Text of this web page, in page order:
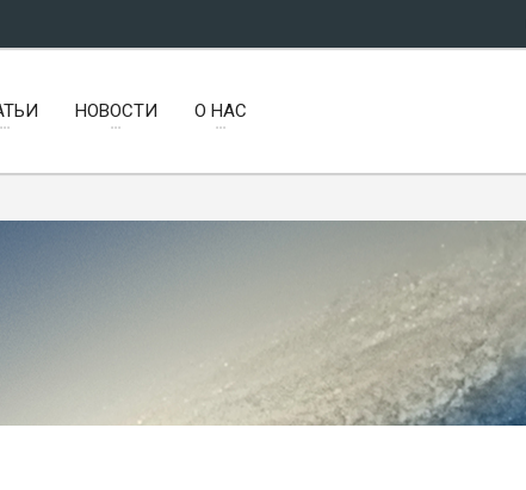
НОВОСТИ О НАС